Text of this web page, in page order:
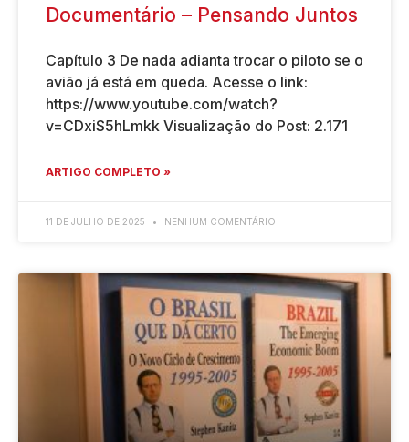
Documentário – Pensando Juntos
Capítulo 3 De nada adianta trocar o piloto se o
avião já está em queda. Acesse o link:
https://www.youtube.com/watch?
v=CDxiS5hLmkk Visualização do Post: 2.171
ARTIGO COMPLETO »
11 DE JULHO DE 2025 NENHUM COMENTÁRIO